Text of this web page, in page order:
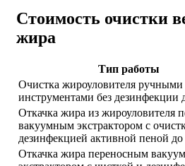
Стоимость очистки
жира
Тип работы
Очистка жироуловителя ручными
инструментами без дезинфекции
Откачка жира из жироуловителя
вакуумным экстрактором с
дезинфекцией активной пеной до
Откачка жира переносным